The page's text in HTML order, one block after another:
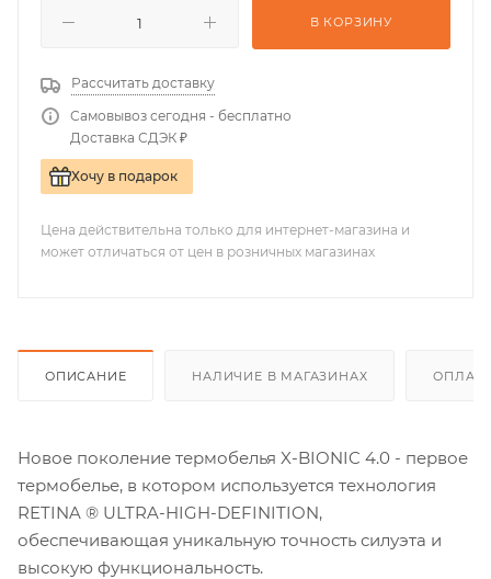
В КОРЗИНУ
Рассчитать доставку
Самовывоз сегодня - бесплатно
Доставка СДЭК ₽
Хочу в подарок
Цена действительна только для интернет-магазина и
может отличаться от цен в розничных магазинах
ОПИСАНИЕ НАЛИЧИЕ В МАГАЗИНАХ
Новое поколение термобелья X-BIONIC 4.0 - первое
термобелье, в котором используется технология
RETINA ® ULTRA-HIGH-DEFINITION,
обеспечивающая уникальную точность силуэта и
высокую функциональность.